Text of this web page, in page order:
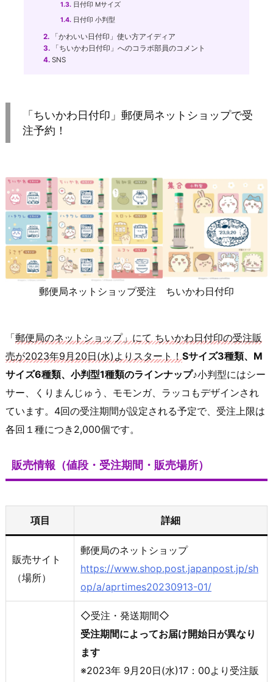
1.3. 日付印 Mサイズ
1.4. 日付印 小判型
2. 「かわいい日付印」使い方アイディア
3. 「ちいかわ日付印」へのコラボ部員のコメント
4. SNS
「ちいかわ日付印」郵便局ネットショップで受
注予約！
郵便局ネットショップ受注 ちいかわ日付印
「郵便局のネットショップ」にて ちいかわ日付印の受注販
売が2023年9月20日(水)よりスタート！Sサイズ3種類、M
サイズ6種類、小判型1種類のラインナップ♪小判型にはシー
サー、くりまんじゅう、モモンガ、ラッコもデザインされ
ています。4回の受注期間が設定される予定で、受注上限は
各回１種につき2,000個です。
販売情報（値段・受注期間・販売場所）
項目 詳細
販売サイト
（場所）
郵便局のネットショップ
https://www.shop.post.japanpost.jp/sh
op/a/aprtimes20230913-01/
◇受注・発送期間◇
受注期間によってお届け開始日が異なり
ます
※2023年 9月20日(水)17：00より受注販